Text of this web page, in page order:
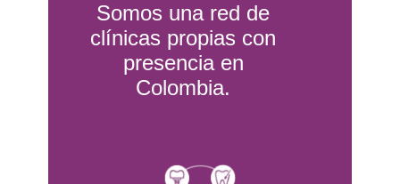
Somos una red de
clínicas propias con
presencia en
Colombia.